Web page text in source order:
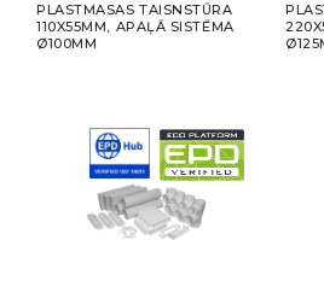
PLASTMASAS TAISNSTŪRA
110X55MM, APAĻĀ SISTĒMA
Ø100MM